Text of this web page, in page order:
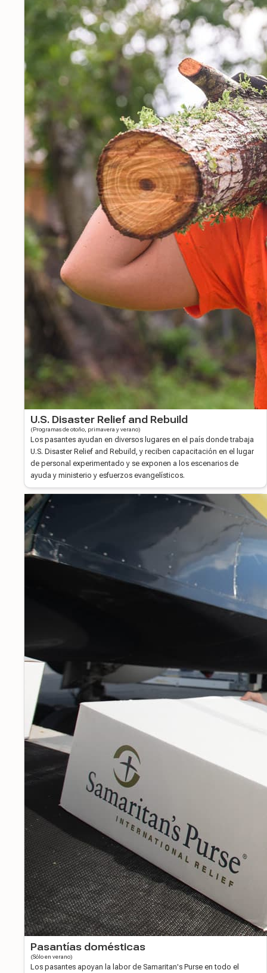
U.S. Disaster Relief and Rebuild
(Programas de otoño, primavera y verano)
Los pasantes ayudan en diversos lugares en el país donde trabaja
U.S. Disaster Relief and Rebuild, y reciben capacitación en el lugar
de personal experimentado y se exponen a los escenarios de
ayuda y ministerio y esfuerzos evangelísticos.
Pasantías domésticas
(Sólo en verano)
Los pasantes apoyan la labor de Samaritan's Purse en todo el